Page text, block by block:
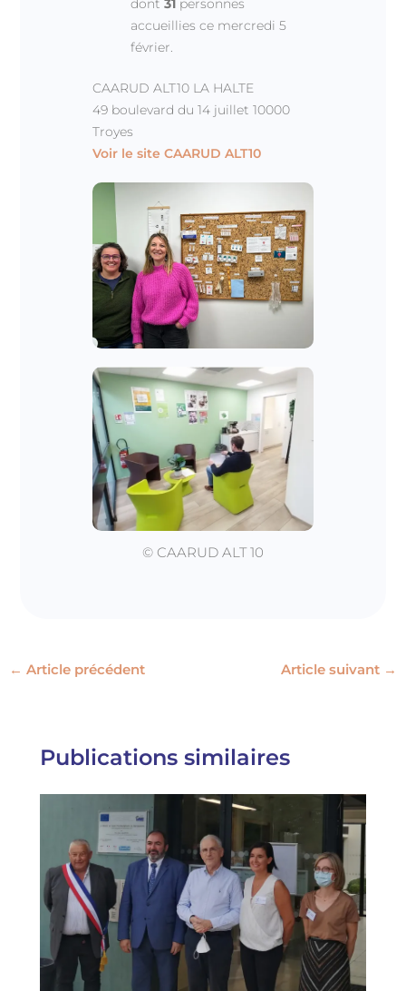
dont31 personnes
accueillies ce mercredi 5
février.
CAARUD ALT10 LA HALTE
49 boulevard du 14 juillet 10000
Troyes
Voir le site CAARUD ALT10
© CAARUD ALT 10
← Article précédent Article suivant →
Publications similaires